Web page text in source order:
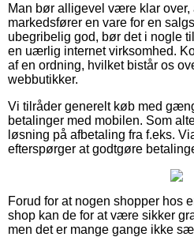
Man bør alligevel være klar
markedsfører en vare for en
ubegribelig god, bør det i nogle
en uærlig internet virksomhed.
af en ordning, hvilket bistår os
webbutikker.
Vi tilråder generelt køb med
betalinger med mobilen. Som
løsning på afbetaling fra f.eks.
efterspørger at godtgøre
Forud for at nogen shopper hos
shop kan de for at være sikker
men det er mange gange ikke